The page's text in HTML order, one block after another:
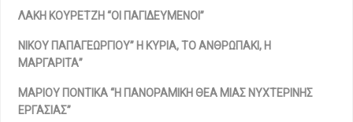
ΛΑΚΗ ΚΟΥΡΕΤΖΗ “ΟΙ ΠΑΓΙΔΕΥΜΕΝΟΙ”
ΝΙΚΟΥ ΠΑΠΑΓΕΩΡΓΙΟΥ” Η ΚΥΡΙΑ, ΤΟ ΑΝΘΡΩΠΑΚΙ, Η
ΜΑΡΓΑΡΙΤΑ”
ΜΑΡΙΟΥ ΠΟΝΤΙΚΑ “Η ΠΑΝΟΡΑΜΙΚΗ ΘΕΑ ΜΙΑΣ ΝΥΧΤΕΡΙΝΗΣ
ΕΡΓΑΣΙΑΣ”